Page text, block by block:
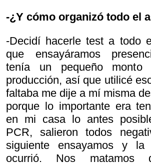
-¿Y cómo organizó todo el
-Decidí hacerle test a todo
que ensayáramos
tenía un pequeño
producción, así que utilicé
faltaba me dije a mí misma
porque lo importante era
en mi casa lo antes
PCR, salieron todos
siguiente ensayamos y
ocurrió. Nos